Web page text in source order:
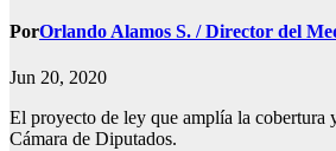
PorOrlando Alamos S. / Director del
Jun 20, 2020
El proyecto de ley que amplía la cobertura
Cámara de Diputados.